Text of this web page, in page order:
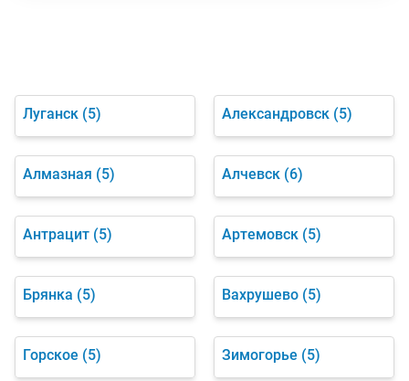
Луганск (5) Александровск (5)
Алмазная (5) Алчевск (6)
Антрацит (5) Артемовск (5)
Брянка (5) Вахрушево (5)
Горское (5) Зимогорье (5)